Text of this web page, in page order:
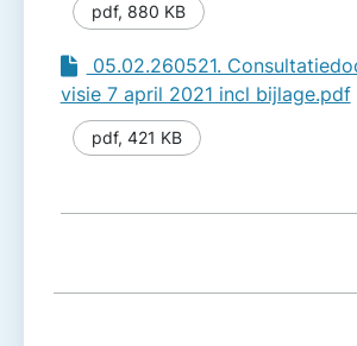
pdf, 880 KB
05.02.260521.
visie 7 april 2021 incl bijlage.pdf
pdf, 421 KB